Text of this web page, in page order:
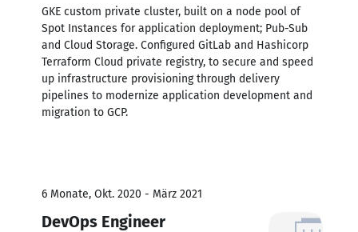
GKE custom private cluster, built on a node pool of
Spot Instances for application deployment; Pub-Sub
and Cloud Storage. Configured GitLab and Hashicorp
Terraform Cloud private registry, to secure and speed
up infrastructure provisioning through delivery
pipelines to modernize application development and
migration to GCP.
6 Monate, Okt. 2020 - März 2021
DevOps Engineer